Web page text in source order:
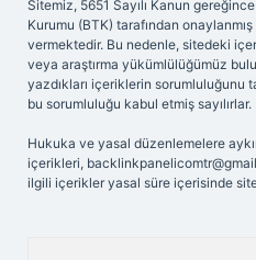
Sitemiz, 5651 Sayılı Kanun
Kurumu (BTK) tarafından
vermektedir. Bu nedenle, sitedeki
veya araştırma yükümlülüğümüz
yazdıkları içeriklerin sorumluluğunu
bu sorumluluğu kabul etmiş sayılırlar.
Hukuka ve yasal düzenlemelere
içerikleri,
ilgili içerikler yasal süre içerisinde